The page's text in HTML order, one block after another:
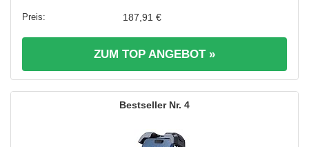
187,91 €
ZUM TOP ANGEBOT »
4